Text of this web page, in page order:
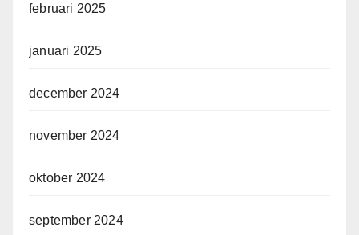
februari 2025
januari 2025
december 2024
november 2024
oktober 2024
september 2024